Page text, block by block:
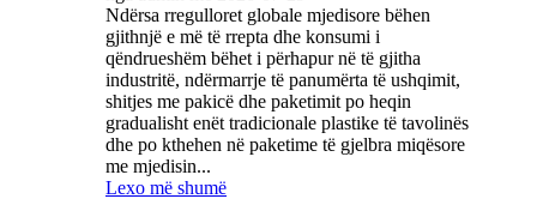
Ndërsa rregulloret globale mjedisore bëhen
gjithnjë e më të rrepta dhe konsumi i
qëndrueshëm bëhet i përhapur në të gjitha
industritë, ndërmarrje të panumërta të ushqimit,
shitjes me pakicë dhe paketimit po heqin
gradualisht enët tradicionale plastike të tavolinës
dhe po kthehen në paketime të gjelbra miqësore
me mjedisin...
Lexo më shumë